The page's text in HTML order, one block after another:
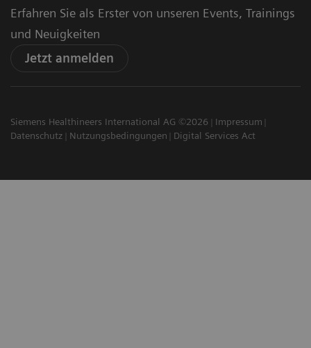
Erfahren Sie als Erster von unseren Events, Trainings
und Neuigkeiten
Jetzt anmelden
Siemens Healthineers International AG ©2026
Impressum
Datenschutz
Nutzungsbedingungen Digital Services Act